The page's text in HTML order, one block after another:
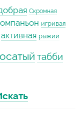
Скромная
игривая
активная рыжий
табби